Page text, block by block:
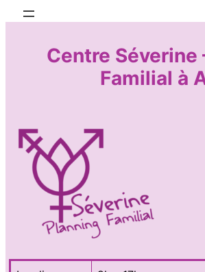
Centre Séverine
Familial à